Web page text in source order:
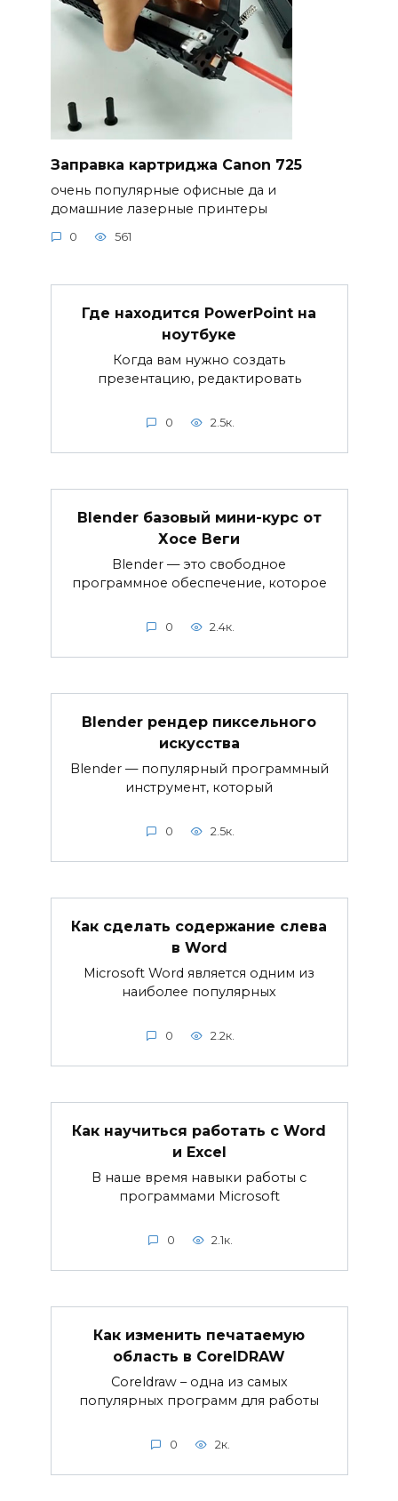
Заправка картриджа Canon 725
очень популярные офисные да и
домашние лазерные принтеры
0 561
Где находится PowerPoint на
ноутбуке
Когда вам нужно создать
презентацию, редактировать
0 2.5к.
Blender базовый мини-курс от
Хосе Веги
Blender — это свободное
программное обеспечение, которое
0 2.4к.
Blender рендер пиксельного
искусства
Blender — популярный программный
инструмент, который
0 2.5к.
Как сделать содержание слева
в Word
Microsoft Word является одним из
наиболее популярных
0 2.2к.
Как научиться работать с Word
и Excel
В наше время навыки работы с
программами Microsoft
0 2.1к.
Как изменить печатаемую
область в CorelDRAW
Coreldraw – одна из самых
популярных программ для работы
0 2к.